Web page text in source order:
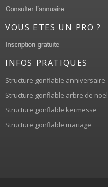
VOUS ETES UN PRO ?
INFOS PRATIQUES
Structure gonflable anniversaire
Structure gonflable arbre de noel
Structure gonflable kermesse
Structure gonflable mariage